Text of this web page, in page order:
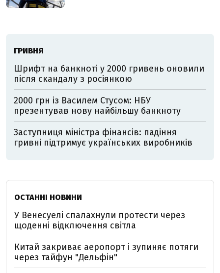
ГРИВНЯ
Шрифт на банкноті у 2000 гривень оновили
після скандалу з росіянкою
2000 грн із Василем Стусом: НБУ
презентував нову найбільшу банкноту
Заступниця міністра фінансів: падіння
гривні підтримує українських виробників
ОСТАННІ НОВИНИ
У Венесуелі спалахнули протести через
щоденні відключення світла
Китай закриває аеропорт і зупиняє потяги
через тайфун "Дельфін"